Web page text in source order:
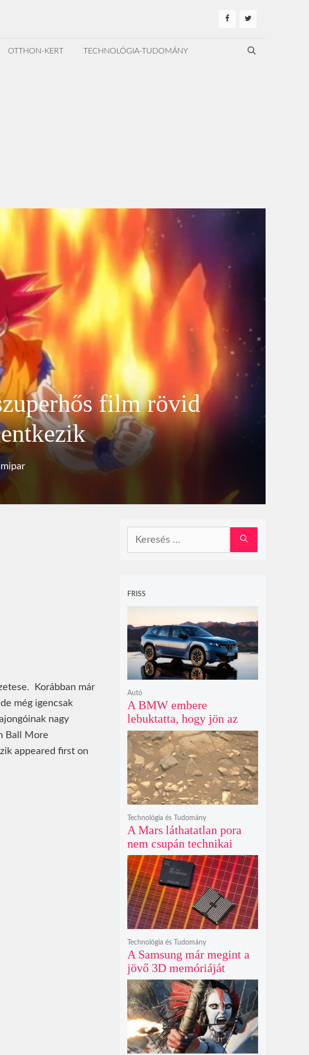
OTTHON-KERT TECHNOLÓGIA-TUDOMÁNY
film rövid
Korábban már
még igencsak
nagy
Ball More
appeared first on
FRISS
A BMW embere
lebuktatta, hogy jön az
500+ lóerős iX3, az 50
xDrive meg csak
középkategória
Autó
A Mars láthatatlan pora
nem csupán technikai
akadály, hanem súlyos
szilikát- és
perklorátmérgezés
fenyegeti a jövő űrhajósait
Technológia és Tudomány
A Samsung már megint a
jövő 3D memóriáját
villantja meg, miközben
mi csak olcsó DDR5-öt
akarunk
Technológia és Tudomány